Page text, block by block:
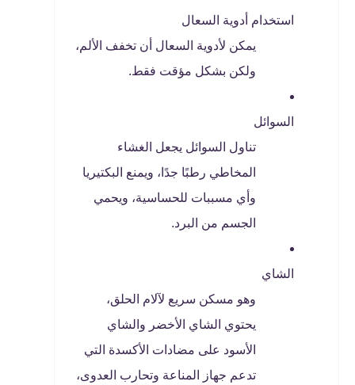
استخدام أدوية السعال
يمكن لأدوية السعال أن تخفف الألم،
ولكن بشكل مؤقت فقط.
السوائل
تناول السوائل يجعل الغشاء
المخاطي رطبًا جدًا، ويمنع البكتيريا
وأي مسببات للحساسية، ويحمي
الجسم من البرد.
الشاي
وهو مسكن سريع لآلام الحلق،
يحتوي الشاي الأخضر والشاي
الأسود على مضادات الأكسدة التي
تدعم جهاز المناعة وتحارب العدوى،